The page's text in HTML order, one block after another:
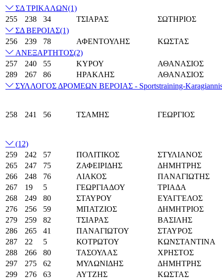
ΣΔ ΤΡΙΚΑΛΩΝ(1)
255
238 34 ΤΣΙΑΡΑΣ
ΣΩΤΗΡΙΟΣ
ΣΔ ΒΕΡΟΙΑΣ(1)
256
239 78 ΑΦΕΝΤΟΥΛΗΣ
ΚΩΣΤΑΣ
ΑΝΕΞΑΡΤΗΤΟΣ(2)
257
240 55 ΚΥΡΟΥ
ΑΘΑΝΑΣΙΟΣ
289
267 86 ΗΡΑΚΛΗΣ
ΑΘΑΝΑΣΙΟΣ
ΣΥΛΛΟΓΟΣ ΔΡΟΜΕΩΝ ΒΕΡΟΙΑΣ - Sportstraining-
258 241 56 ΤΣΑΜΗΣ ΓΕΩΡΓΙΟΣ
(12)
259
242 57 ΠΟΛΙΤΙΚΟΣ
ΣΤΥΛΙΑΝΟΣ
265
247 75 ΖΑΦΕΙΡΙΔΗΣ
ΔΗΜΗΤΡΗΣ
266
248 76 ΛΙΑΚΟΣ
ΠΑΝΑΓΙΩΤΗΣ
267
19 5 ΓΕΩΡΓΙΑΔΟΥ
ΤΡΙΑΔΑ
268
249 80 ΣΤΑΥΡΟΥ
ΕΥΑΓΓΕΛΟΣ
276
256 59 ΜΠΑΤΖΙΟΣ
ΔΗΜΗΤΡΙΟΣ
279
259 82 ΤΣΙΑΡΑΣ
ΒΑΣΙΛΗΣ
286
265 41 ΠΑΝΑΓΙΩΤΟΥ
ΣΤΑΥΡΟΣ
287
22 5 ΚΟΤΡΩΤΟΥ
ΚΩΝΣΤΑΝΤΙΝΑ
288
266 80 ΤΑΣΟΥΛΑΣ
ΧΡΗΣΤΟΣ
297
275 62 ΜΥΛΩΝΙΔΗΣ
ΔΗΜΗΤΡΗΣ
299
276 63 ΑΥΤΖΗΣ
ΚΩΣΤΑΣ